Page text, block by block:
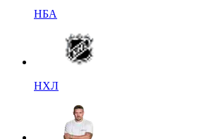
НБА
НХЛ